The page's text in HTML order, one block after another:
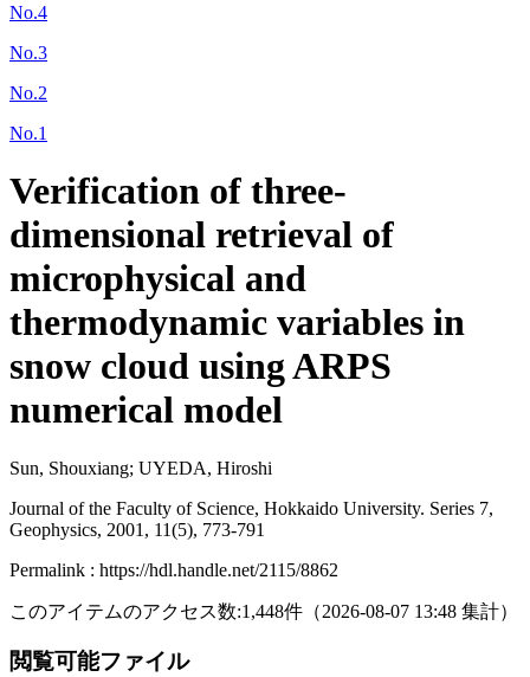
No.4
No.3
No.2
No.1
Verification of three-
dimensional retrieval of
microphysical and
thermodynamic variables in
snow cloud using ARPS
numerical model
Sun, Shouxiang; UYEDA, Hiroshi
Journal of the Faculty of Science, Hokkaido University. Series 7,
Geophysics, 2001, 11(5), 773-791
Permalink : https://hdl.handle.net/2115/8862
このアイテムのアクセス数:1,448件 （2026-08-07 13:48 集計）
閲覧可能ファイル